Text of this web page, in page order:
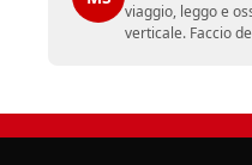
viaggio, leggo e
verticale. Faccio